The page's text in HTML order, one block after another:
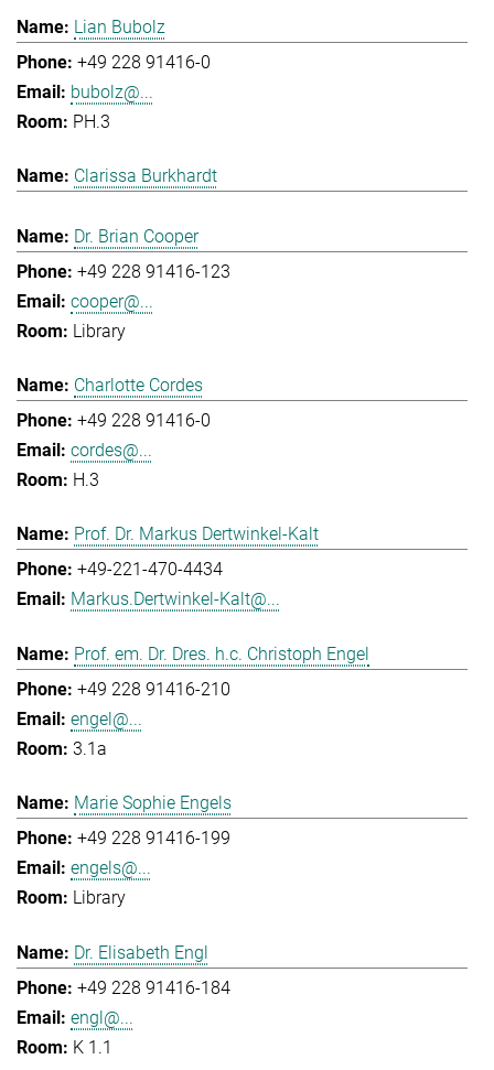
Lian Bubolz
+49 228 91416-0
bubolz@...
PH.3
Clarissa Burkhardt
Dr. Brian Cooper
+49 228 91416-123
cooper@...
Library
Charlotte Cordes
+49 228 91416-0
cordes@...
H.3
Prof. Dr. Markus Dertwinkel-Kalt
+49-221-470-4434
Markus.Dertwinkel-Kalt@...
Prof. em. Dr. Dres. h.c. Christoph Engel
+49 228 91416-210
engel@...
3.1a
Marie Sophie Engels
+49 228 91416-199
engels@...
Library
Dr. Elisabeth Engl
+49 228 91416-184
engl@...
K 1.1